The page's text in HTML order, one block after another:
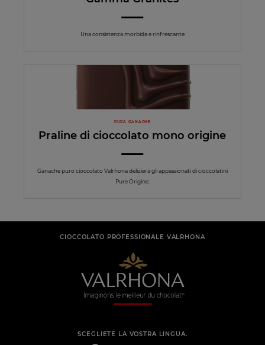
Una consistenza morbida e rinfrescante
PURA GANACHE
Praline di cioccolato mono origine
Ganache puro cioccolato Valrhona delizierà gli appassionati di cioccolatini
Pure Origine.
CIOCCOLATO PROFESSIONALE VALRHONA
SCEGLIETE LA VOSTRA LINGUA.